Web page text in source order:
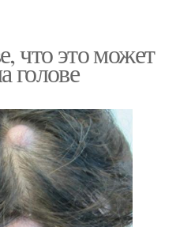
что это может
голове